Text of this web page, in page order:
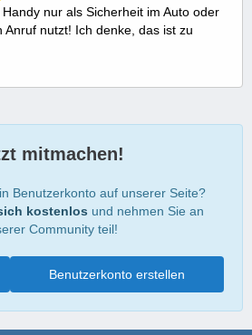
nur als Sicherheit im Auto oder
nutzt! Ich denke, das ist zu
mitmachen!
Benutzerkonto auf unserer Seite?
kostenlos und nehmen Sie an
Community teil!
Benutzerkonto erstellen